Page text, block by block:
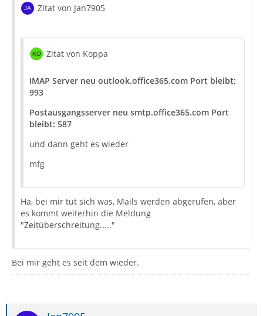
Zitat von Jan7905
Zitat von Koppa
IMAP Server neu outlook.office365.com Port bleibt:
993
Postausgangsserver neu smtp.office365.com Port
bleibt: 587
und dann geht es wieder
mfg
Ha, bei mir tut sich was, Mails werden abgerufen, aber
es kommt weiterhin die Meldung
"Zeitüberschreitung....."
Bei mir geht es seit dem wieder.